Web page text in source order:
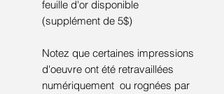
feuille d'or disponible
(supplément de 5$)
Notez que certaines impressions
d'oeuvre ont été retravaillées
numériquement ou rognées par